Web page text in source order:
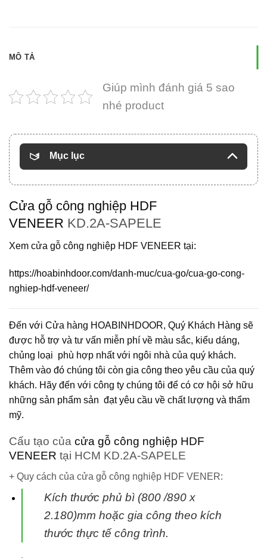
MÔ TẢ
Giúp mình đánh giá 5 sao
nhé product
Mục lục
Cửa gỗ công nghiệp HDF
VENEER KD.2A-SAPELE
Xem cửa gỗ công nghiệp HDF VENEER tại:
https://hoabinhdoor.com/danh-muc/cua-go/cua-go-cong-
nghiep-hdf-veneer/
Đến với Cửa hàng HOABINHDOOR, Quý Khách Hàng sẽ
được hỗ trợ và tư vấn miễn phí về màu sắc, kiểu dáng,
chủng loại phù hợp nhất với ngôi nhà của quý khách.
Thêm vào đó chúng tôi còn gia công theo yêu cầu của quý
khách. Hãy đến với công ty chúng tôi để có cơ hội sở hữu
những sản phẩm sản đạt yêu cầu về chất lượng và thẩm
mỹ.
Cấu tạo của cửa gỗ công nghiệp HDF
VENEER tại HCM KD.2A-SAPELE
+ Quy cách của cửa gỗ công nghiệp HDF VENER:
Kích thước phủ bì (800 /890 x
2.180)mm hoặc gia công theo kích
thước thực tế công trình.